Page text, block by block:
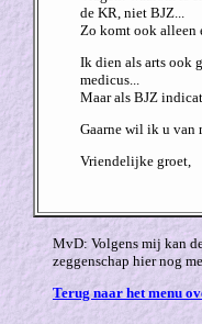
de KR, niet BJZ...
Zo komt ook alleen
Ik dien als arts ook
medicus...
Maar als BJZ
Gaarne wil ik u van
Vriendelijke groet,
MvD: Volgens mij kan
zeggenschap hier nog
Terug naar het menu